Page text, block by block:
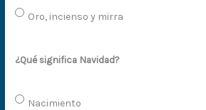
Oro, incienso y mirra
¿Qué significa Navidad?
Nacimiento